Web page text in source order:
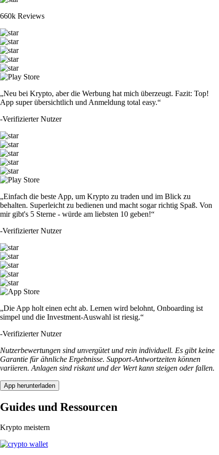
660k Reviews
„Neu bei Krypto, aber die Werbung hat mich überzeugt. Fazit: Top!
App super übersichtlich und Anmeldung total easy.“
-Verifizierter Nutzer
„Einfach die beste App, um Krypto zu traden und im Blick zu
behalten. Superleicht zu bedienen und macht sogar richtig Spaß. Von
mir gibt's 5 Sterne - würde am liebsten 10 geben!“
-Verifizierter Nutzer
„Die App holt einen echt ab. Lernen wird belohnt, Onboarding ist
simpel und die Investment-Auswahl ist riesig.“
-Verifizierter Nutzer
Nutzerbewertungen sind unvergütet und rein individuell. Es gibt keine
Garantie für ähnliche Ergebnisse. Support-Antwortzeiten können
variieren. Anlagen sind riskant und der Wert kann steigen oder fallen.
App herunterladen
Guides und Ressourcen
Krypto meistern